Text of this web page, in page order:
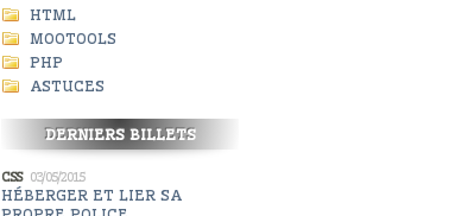
HTML
MOOTOOLS
PHP
ASTUCES
DERNIERS BILLETS
CSS03/05/2015
HÉBERGER ET LIER SA